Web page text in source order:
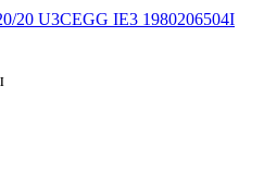
20 U3CEGG IE3 1980206504I